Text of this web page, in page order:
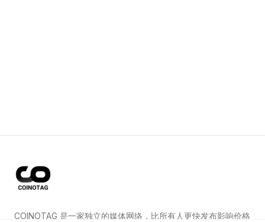
COINOTAG 是一家独立的媒体网络，比所有人更快发布影响价格